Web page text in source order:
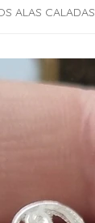
ALAS